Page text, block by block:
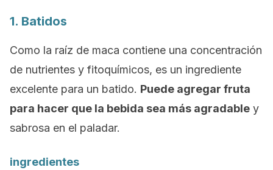
1. Batidos
Como la raíz de maca contiene una concentración
de nutrientes y fitoquímicos, es un ingrediente
excelente para un batido. Puede agregar fruta
para hacer que la bebida sea más agradable y
sabrosa en el paladar.
ingredientes